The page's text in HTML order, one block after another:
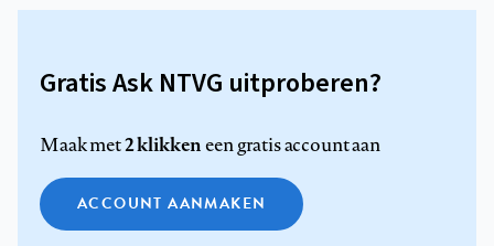
Gratis Ask NTVG uitproberen?
Maak met2 klikkeneen gratis account aan
ACCOUNT AANMAKEN